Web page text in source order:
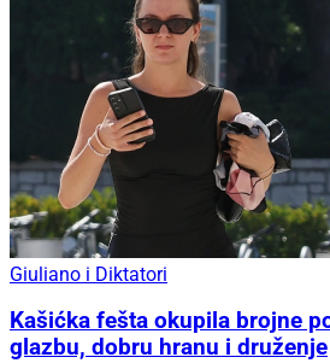
Giuliano i Diktatori
Kašićka fešta okupila brojne
glazbu, dobru hranu i druženje